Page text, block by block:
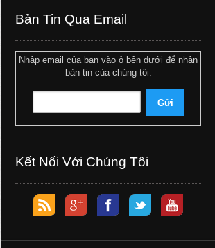
Bản Tin Qua Email
Nhập email của bạn vào ô bên dưới để nhận
bản tin của chúng tôi:
Kết Nối Với Chúng Tôi